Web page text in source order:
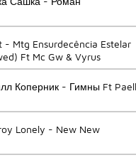
- Mtg Ensurdecência Estelar
Ft Mc Gw & Vyrus
Коперник - Гимны Ft
Lonely - New New